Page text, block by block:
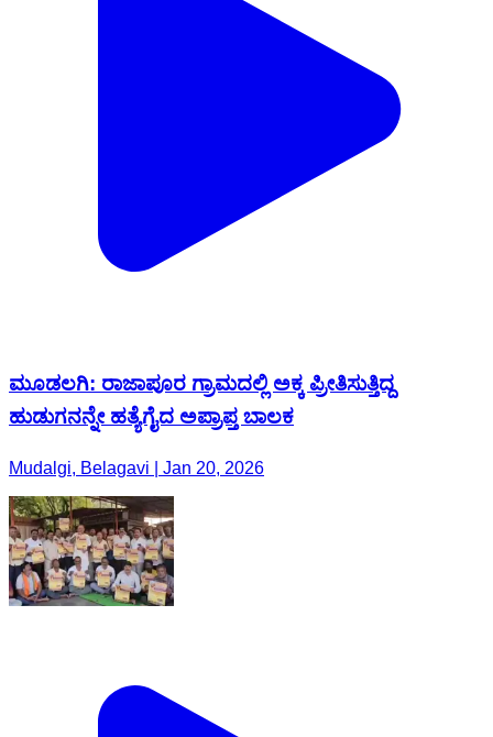
ಮೂಡಲಗಿ: ರಾಜಾಪೂರ ಗ್ರಾಮದಲ್ಲಿ ಅಕ್ಕ ಪ್ರೀತಿಸುತ್ತಿದ್ದ
ಹುಡುಗನನ್ನೇ ಹತ್ಯೆಗೈದ ಅಪ್ರಾಪ್ತ ಬಾಲಕ
Mudalgi, Belagavi | Jan 20, 2026